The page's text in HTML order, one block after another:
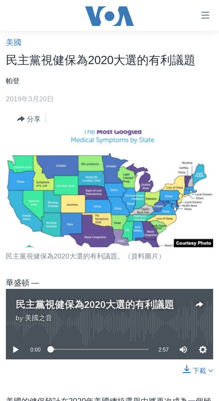
礙
鏈
跳
轉
航
美國大選2024
港澳
台灣
美中關係
新聞自由
揭謊頻道
美國
中國
國際
每日視頻新聞
VOA 60秒 (國際)
美國專訊
YOUTUBE頻道
音頻
時事經緯
新聞音頻
港人港心
國語
美國
民主黨視健保為2020大選的有利議題
帕登
2019年3月20日
分享
民主黨視健保為2020大選的有利議題。（資料圖片）
華盛頓 —
民主黨視健保為2020大選的有利議題
by 美國之音
0:00 2:57
下載